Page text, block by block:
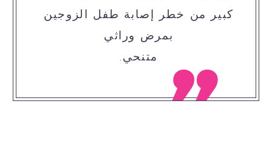
كبير من خطر إصابة طفل الزوجين
بمرض وراثي
متنحي.
